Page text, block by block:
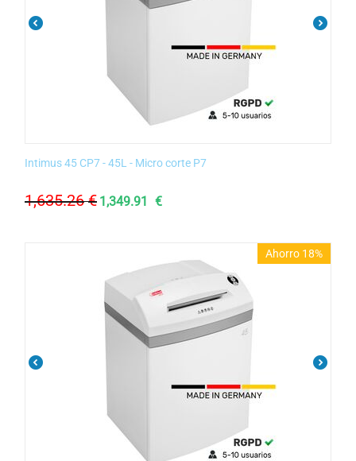
Intimus 45 CP7 - 45L - Micro corte P7
1,635.26 € 1,349.91 €
Ahorro 18%